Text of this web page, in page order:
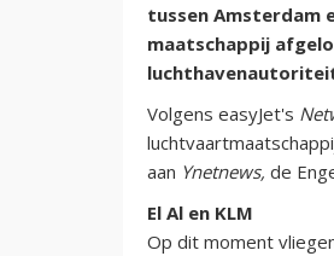
tussen Amsterdam
maatschappij
Volgens easyJet's
aan Ynetnews, de
El Al en KLM
Op dit moment